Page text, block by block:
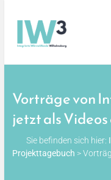
content
Integrierte
Vorträge von
jetzt als
Sie befinden sich hier:
Projekttagebuch >